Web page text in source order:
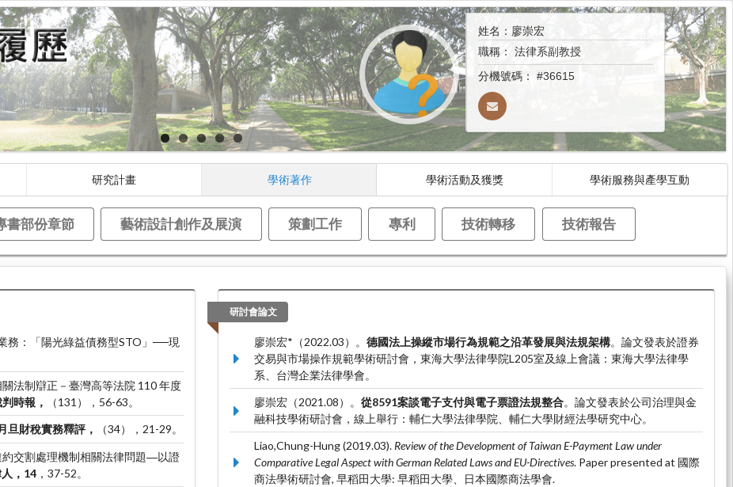
姓名：廖崇宏
職稱： 法律系副教授
分機號碼： #36615
研究計畫 學術著作 學術活動及獲獎 學術服務與產學互動
書部份章節 藝術設計創作及展演 策劃工作 專利 技術轉移 技術報告
務：「陽光綠益債務型STO」──現
法制辯正－臺灣高等法院 110 年度
時報，
（131），56-63。
月旦財稅實務釋評， （34），21-29。
交割處理機制相關法律問題―以證
，14 ，37-52。
研討會論文
廖崇宏*（2022.03）。 德國法上操縱市場行為規範之沿革發展與法規架構。論文發表於證券
交易與市場操作規範學術研討會，東海大學法律學院L205室及線上會議：東海大學法律學
系、台灣企業法律學會。
廖崇宏（2021.08）。 從8591案談電子支付與電子票證法規整合。論文發表於公司治理與金
融科技學術研討會，線上舉行：輔仁大學法律學院、輔仁大學財經法學研究中心。
Liao,Chung-Hung (2019.03). Review of the Development of Taiwan E-Payment Law under
Comparative Legal Aspect with German Related Laws and EU-Directives. Paper presented at 國際
商法學術研討會, 早稻田大學: 早稻田大學、日本國際商法學會.